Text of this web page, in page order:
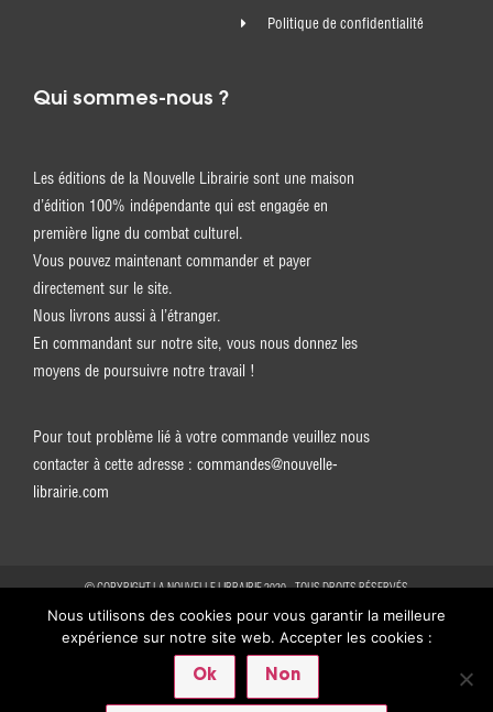
Politique de confidentialité
Qui sommes-nous ?
Les éditions de la Nouvelle Librairie sont une maison
d’édition 100% indépendante qui est engagée en
première ligne du combat culturel.
Vous pouvez maintenant commander et payer
directement sur le site.
Nous livrons aussi à l’étranger.
En commandant sur notre site, vous nous donnez les
moyens de poursuivre notre travail !
Pour tout problème lié à votre commande veuillez nous
contacter à cette adresse : commandes@nouvelle-
librairie.com
© COPYRIGHT LA NOUVELLE LIBRAIRIE 2020 - TOUS DROITS RÉSERVÉS
Nous utilisons des cookies pour vous garantir la meilleure
expérience sur notre site web. Accepter les cookies :
Ok Non